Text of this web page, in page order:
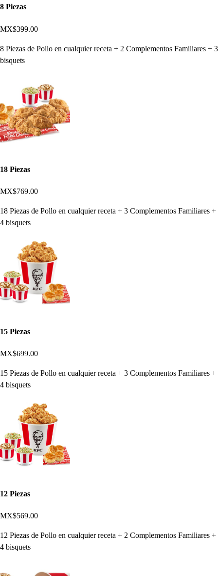
8 Piezas
MX$399.00
8 Piezas de Pollo en cualquier receta + 2 Complementos Familiares + 3
bisquets
18 Piezas
MX$769.00
18 Piezas de Pollo en cualquier receta + 3 Complementos Familiares +
4 bisquets
15 Piezas
MX$699.00
15 Piezas de Pollo en cualquier receta + 3 Complementos Familiares +
4 bisquets
12 Piezas
MX$569.00
12 Piezas de Pollo en cualquier receta + 2 Complementos Familiares +
4 bisquets